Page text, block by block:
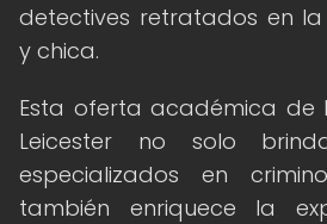
detectives retratados en
y chica.
Esta oferta académica de
Leicester no solo
especializados en
también enriquece la